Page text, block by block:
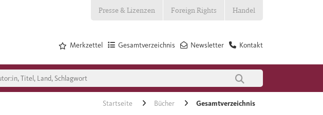
Presse & Lizenzen Foreign Rights Handel
Kontakt
Newsletter
Gesamtverzeichnis
Merkzettel
Startseite Bücher Gesamtverzeichnis